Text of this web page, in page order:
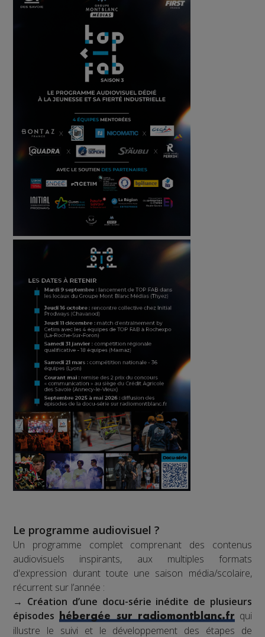
Le programme audiovisuel ?
Un programme complet comprenant des contenus
audiovisuels inspirants, aux multiples formats
d'expression durant toute une saison média/scolaire,
récurrent sur l’année :
→ Création d’une docu-série inédite de plusieurs
épisodes hébergée sur radiomontblanc.frqui
illustre le suivi et le développement des étapes de